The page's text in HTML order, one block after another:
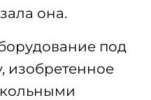
она.
под
изобретенное